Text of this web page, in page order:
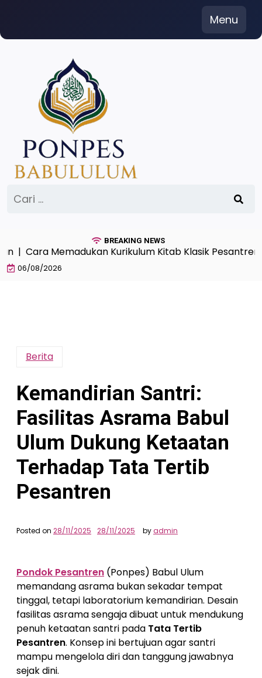
content
Menu
untuk:
BREAKING NEWS
Memadukan Kurikulum Kitab Klasik Pesantren dan
06/08/2026
Berita
Kemandirian Santri:
Fasilitas Asrama Babul
Ulum Dukung Ketaatan
Terhadap Tata Tertib
Pesantren
Posted on 28/11/2025 28/11/2025 byadmin
Pondok Pesantren (Ponpes) Babul Ulum
memandang asrama bukan sekadar tempat
tinggal, tetapi laboratorium kemandirian. Desain
fasilitas asrama sengaja dibuat untuk mendukung
penuh ketaatan santri pada Tata Tertib
Pesantren. Konsep ini bertujuan agar santri
mampu mengelola diri dan tanggung jawabnya
sejak dini.